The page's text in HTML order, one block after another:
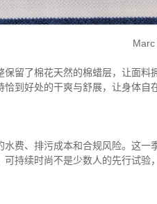
Marc
留了棉花天然的棉蜡层，让面料
到好处的干爽与舒展，让身体自
费、排污成本和合规风险。这一季
持续时尚不是少数人的先行试验